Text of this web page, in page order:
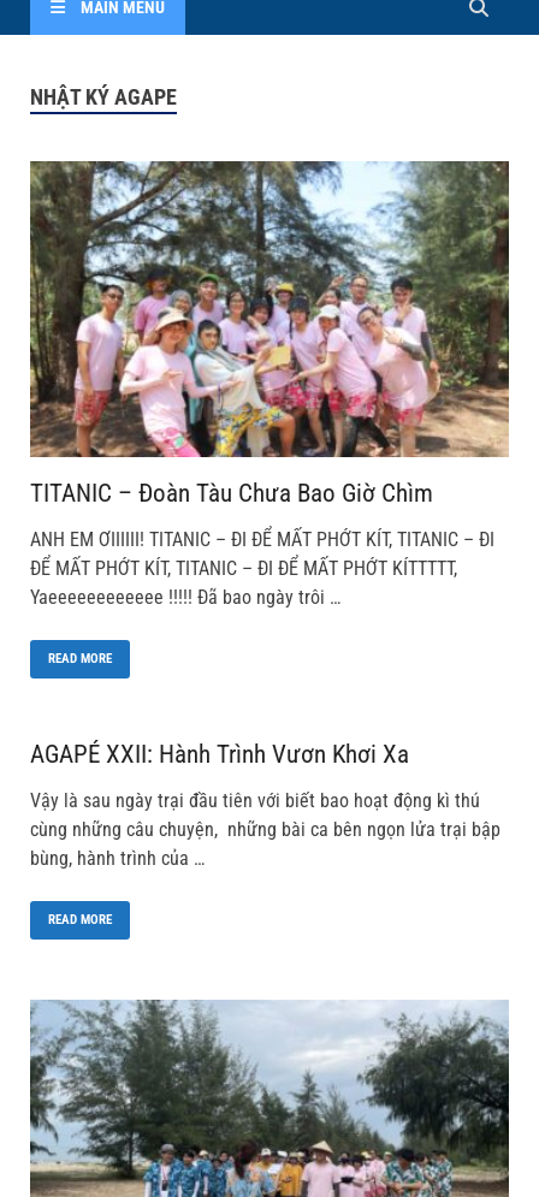
MAIN MENU
NHẬT KÝ AGAPE
TITANIC – Đoàn Tàu Chưa Bao Giờ Chìm
ANH EM ƠIIIIII! TITANIC – ĐI ĐỂ MẤT PHỚT KÍT, TITANIC – ĐI
ĐỂ MẤT PHỚT KÍT, TITANIC – ĐI ĐỂ MẤT PHỚT KÍTTTTT,
Yaeeeeeeeeeeee !!!!! Đã bao ngày trôi …
READ MORE
AGAPÉ XXII: Hành Trình Vươn Khơi Xa
Vậy là sau ngày trại đầu tiên với biết bao hoạt động kì thú
cùng những câu chuyện, những bài ca bên ngọn lửa trại bập
bùng, hành trình của …
READ MORE